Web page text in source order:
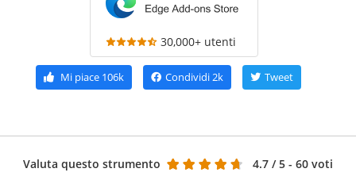
30,000+ utenti
Mi piace 106k Condividi2k Tweet
Valuta questo strumento 4.7 / 5 - 60 voti